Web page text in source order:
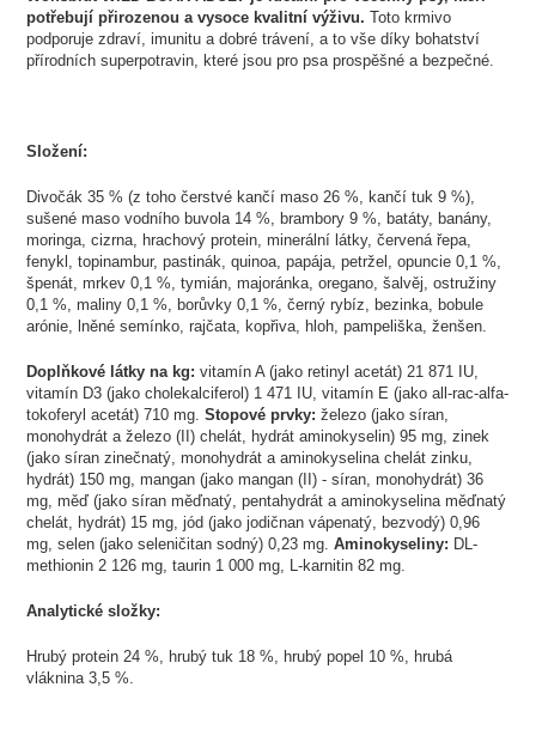
potřebují přirozenou a vysoce kvalitní výživu. Toto krmivo
podporuje zdraví, imunitu a dobré trávení, a to vše díky bohatství
přírodních superpotravin, které jsou pro psa prospěšné a bezpečné.
Složení:
Divočák 35 % (z toho čerstvé kančí maso 26 %, kančí tuk 9 %),
sušené maso vodního buvola 14 %, brambory 9 %, batáty, banány,
moringa, cizrna, hrachový protein, minerální látky, červená řepa,
fenykl, topinambur, pastinák, quinoa, papája, petržel, opuncie 0,1 %,
špenát, mrkev 0,1 %, tymián, majoránka, oregano, šalvěj, ostružiny
0,1 %, maliny 0,1 %, borůvky 0,1 %, černý rybíz, bezinka, bobule
arónie, lněné semínko, rajčata, kopřiva, hloh, pampeliška, ženšen.
Doplňkové látky na kg: vitamín A (jako retinyl acetát) 21 871 IU,
vitamín D3 (jako cholekalciferol) 1 471 IU, vitamín E (jako all-rac-alfa-
tokoferyl acetát) 710 mg.Stopové prvky: železo (jako síran,
monohydrát a železo (II) chelát, hydrát aminokyselin) 95 mg, zinek
(jako síran zinečnatý, monohydrát a aminokyselina chelát zinku,
hydrát) 150 mg, mangan (jako mangan (II) - síran, monohydrát) 36
mg, měď (jako síran měďnatý, pentahydrát a aminokyselina měďnatý
chelát, hydrát) 15 mg, jód (jako jodičnan vápenatý, bezvodý) 0,96
mg, selen (jako seleničitan sodný) 0,23 mg.Aminokyseliny: DL-
methionin 2 126 mg, taurin 1 000 mg, L-karnitin 82 mg.
Analytické složky:
Hrubý protein 24 %, hrubý tuk 18 %, hrubý popel 10 %, hrubá
vláknina 3,5 %.